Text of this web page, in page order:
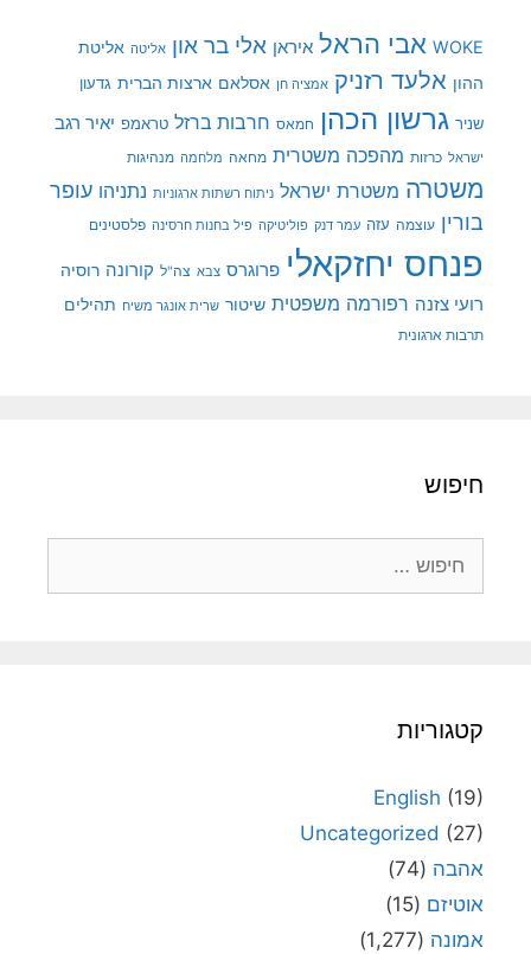
WOKE אבי הראל איראן אלי בר און אליטה אליטת
ההון אלעד רזניק אמציה חן אסלאם ארצות הברית גדעון
שניר גרשון הכהן חמאס חרבות ברזל טראמפ יאיר רגב
ישראל כרזות מהפכה משטרית מחאה מלחמה מנהיגות
משטרה משטרת ישראל ניתוח רשתות ארגוניות נתניהו עופר
בורין עוצמה עזה עמר דנק פוליטיקה פיל בחנות חרסינה פלסטינים
פנחס יחזקאלי פרוגרס צבא צה"ל קורונה רוסיה
רועי צזנה רפורמה משפטית שיטור שרית אונגר משיח תהילים
תרבות ארגונית
חיפוש
קטגוריות
English (19)
Uncategorized (27)
אהבה (74)
אוטיזם (15)
אמונה (1,277)